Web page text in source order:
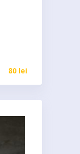
80 lei